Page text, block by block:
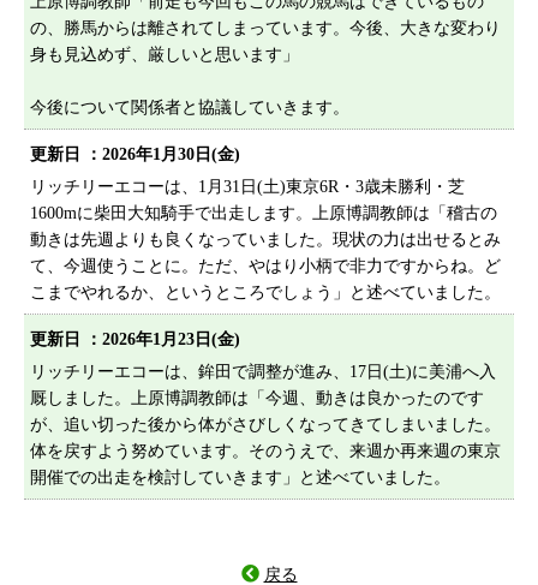
の、勝馬からは離されてしまっています。今後、大きな変わり
身も見込めず、厳しいと思います」
今後について関係者と協議していきます。
更新日 ：2026年1月30日(金)
リッチリーエコーは、1月31日(土)東京6R・3歳未勝利・芝
1600mに柴田大知騎手で出走します。上原博調教師は「稽古の
動きは先週よりも良くなっていました。現状の力は出せるとみ
て、今週使うことに。ただ、やはり小柄で非力ですからね。ど
こまでやれるか、というところでしょう」と述べていました。
更新日 ：2026年1月23日(金)
リッチリーエコーは、鉾田で調整が進み、17日(土)に美浦へ入
厩しました。上原博調教師は「今週、動きは良かったのです
が、追い切った後から体がさびしくなってきてしまいました。
体を戻すよう努めています。そのうえで、来週か再来週の東京
開催での出走を検討していきます」と述べていました。
戻る